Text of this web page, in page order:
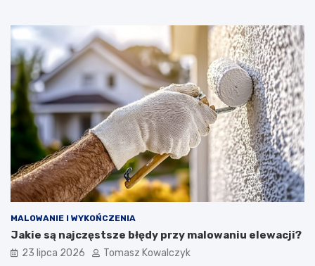
MALOWANIE I WYKOŃCZENIA
Jakie są najczęstsze błędy przy malowaniu elewacji?
23 lipca 2026 Tomasz Kowalczyk